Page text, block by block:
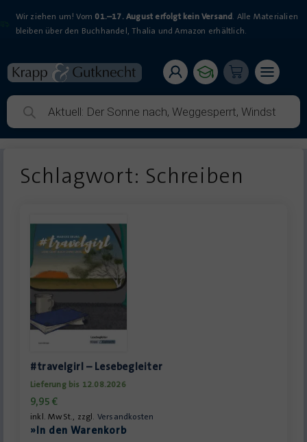
Wir ziehen um! Vom 01.–17. August erfolgt kein Versand. Alle Materialien
bleiben über den Buchhandel, Thalia und Amazon erhältlich.
Schlagwort: Schreiben
#travelgirl – Lesebegleiter
Lieferung bis 12.08.2026
9,95 €
inkl. MwSt., zzgl. Versandkosten
»In den Warenkorb